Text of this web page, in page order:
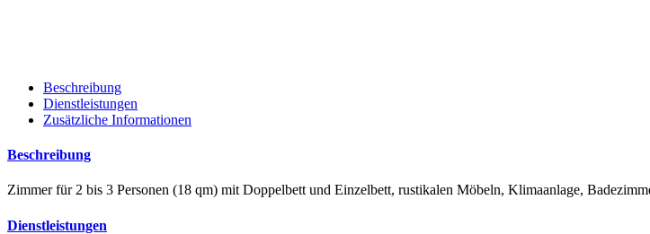
Beschreibung
Dienstleistungen
Zusätzliche Informationen
Beschreibung
Zimmer für 2 bis 3 Personen (18 qm) mit Doppelbett und Einzelbett, rustikalen Möbeln, Klimaanlage,
Dienstleistungen